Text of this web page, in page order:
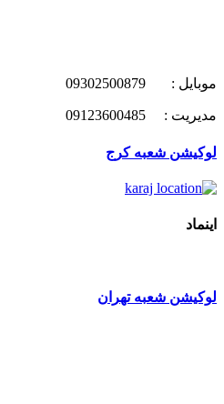
موبایل : 09302500879
مدیریت : 09123600485
لوکیشن شعبه کرج
اینماد
لوکیشن شعبه تهران